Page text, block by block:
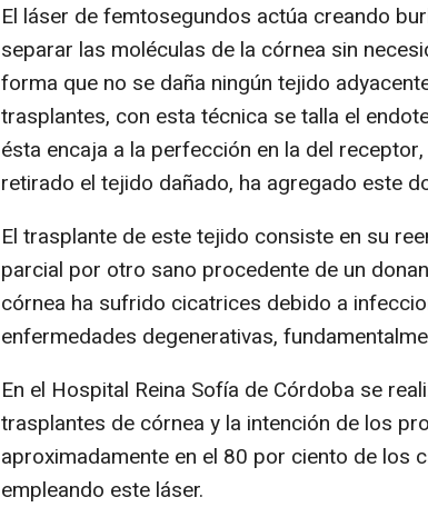
El láser de femtosegundos actúa creando
separar las moléculas de la córnea sin
forma que no se daña ningún tejido
trasplantes, con esta técnica se talla el
ésta encaja a la perfección en la del
retirado el tejido dañado, ha agregado este
El trasplante de este tejido consiste en su
parcial por otro sano procedente de un
córnea ha sufrido cicatrices debido a
enfermedades degenerativas,
En el Hospital Reina Sofía de Córdoba se
trasplantes de córnea y la intención de los
aproximadamente en el 80 por ciento de los
empleando este láser.